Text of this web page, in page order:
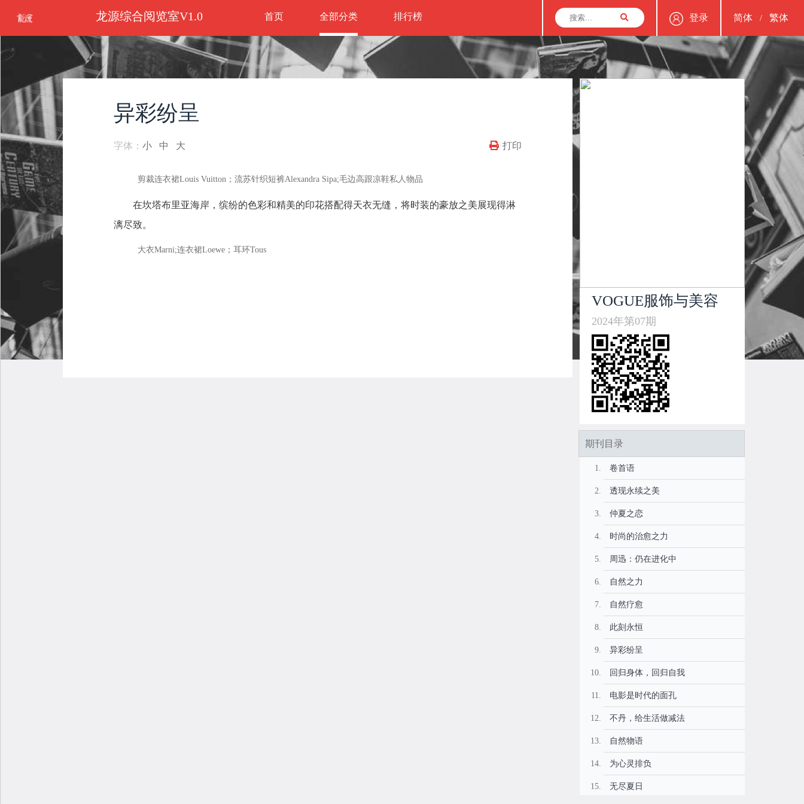
龙源综合阅览室V1.0 首页 全部分类 排行榜 登录 简体 / 繁体
异彩纷呈
字体：小 中 大 打印
剪裁连衣裙Louis Vuitton；流苏针织短裤Alexandra Sipa;毛边高跟凉鞋私人物品
在坎塔布里亚海岸，缤纷的色彩和精美的印花搭配得天衣无缝，将时装的豪放之美展现得淋
漓尽致。
大衣Marni;连衣裙Loewe；耳环Tous
VOGUE服饰与美容
2024年第07期
期刊目录
卷首语
透现永续之美
仲夏之恋
时尚的治愈之力
周迅：仍在进化中
自然之力
自然疗愈
此刻永恒
异彩纷呈
回归身体，回归自我
电影是时代的面孔
不丹，给生活做减法
自然物语
为心灵排负
无尽夏日